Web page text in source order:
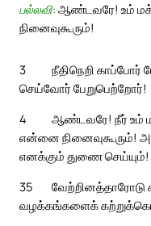
பல்லவி: ஆண்டவரே! உம்
நினைவுகூரும்!
3
நீதிநெறி காப்போர்
செய்வோர் பேறுபெற்றோர்!
4
ஆண்டவரே! நீர் உம்
என்னை நினைவுகூரும்!
எனக்கும் துணை செய்யும்!
35
வேற்றினத்தாரோடு
வழக்கங்களைக்